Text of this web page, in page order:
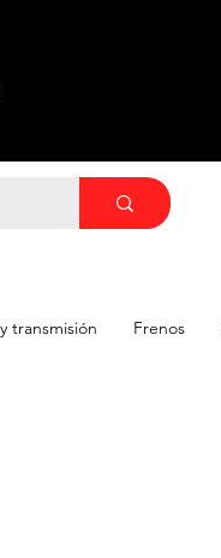
transmisión Frenos